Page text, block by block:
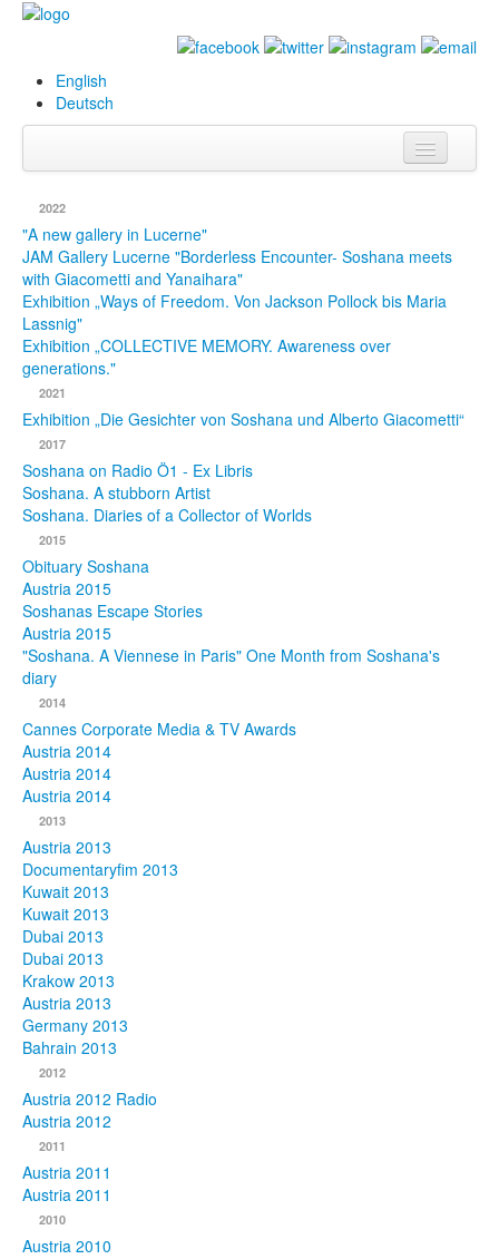
English
Deutsch
Biography
Paintings
Projects
Press
Museums
2022
"A new gallery in Lucerne"
JAM Gallery Lucerne "Borderless Encounter- Soshana meets
with Giacometti and Yanaihara"
Exhibition „Ways of Freedom. Von Jackson Pollock bis Maria
Lassnig"
Exhibition „COLLECTIVE MEMORY. Awareness over
generations."
2021
Exhibition „Die Gesichter von Soshana und Alberto Giacometti“
2017
Soshana on Radio Ö1 - Ex Libris
Soshana. A stubborn Artist
Soshana. Diaries of a Collector of Worlds
2015
Obituary Soshana
Austria 2015
Soshanas Escape Stories
Austria 2015
"Soshana. A Viennese in Paris" One Month from Soshana's
diary
2014
Cannes Corporate Media & TV Awards
Austria 2014
Austria 2014
Austria 2014
2013
Austria 2013
Documentaryfim 2013
Kuwait 2013
Kuwait 2013
Dubai 2013
Dubai 2013
Krakow 2013
Austria 2013
Germany 2013
Bahrain 2013
2012
Austria 2012 Radio
Austria 2012
2011
Austria 2011
Austria 2011
2010
Austria 2010